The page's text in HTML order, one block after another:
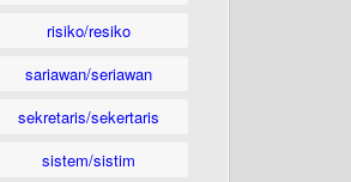
risiko/resiko
sariawan/seriawan
sekretaris/sekertaris
sistem/sistim